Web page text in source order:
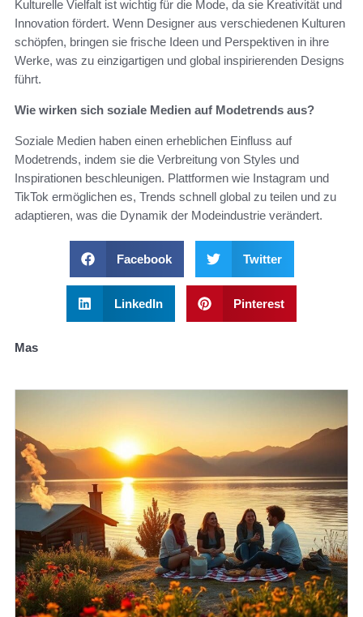
Kulturelle Vielfalt ist wichtig für die Mode, da sie Kreativität und
Innovation fördert. Wenn Designer aus verschiedenen Kulturen
schöpfen, bringen sie frische Ideen und Perspektiven in ihre
Werke, was zu einzigartigen und global inspirierenden Designs
führt.
Wie wirken sich soziale Medien auf Modetrends aus?
Soziale Medien haben einen erheblichen Einfluss auf
Modetrends, indem sie die Verbreitung von Styles und
Inspirationen beschleunigen. Plattformen wie Instagram und
TikTok ermöglichen es, Trends schnell global zu teilen und zu
adaptieren, was die Dynamik der Modeindustrie verändert.
Facebook Twitter
LinkedIn Pinterest
Mas